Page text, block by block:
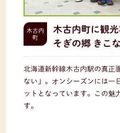
木古内
町
木古内町に観
そぎの郷 きこな
北海道新幹線木古内駅の真正
ない」。オンシーズンには一
ットとなっています。この魅
す。